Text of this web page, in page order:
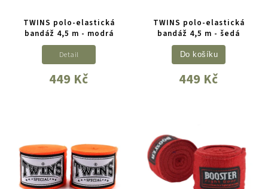
TWINS polo-elastická
bandáž 4,5 m - modrá
449 Kč
Detail
TWINS polo-elastická
bandáž 4,5 m - šedá
449 Kč
Do košíku